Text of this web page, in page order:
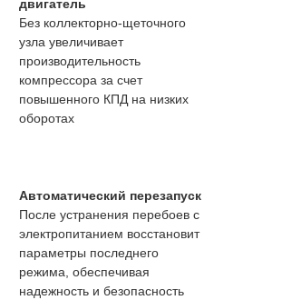
двигатель
Без коллекторно-щеточного
узла увеличивает
производительность
компрессора за счет
повышенного КПД на низких
оборотах
Автоматический перезапуск
После устранения перебоев с
электропитанием восстановит
параметры последнего
режима, обеспечивая
надежность и безопасность